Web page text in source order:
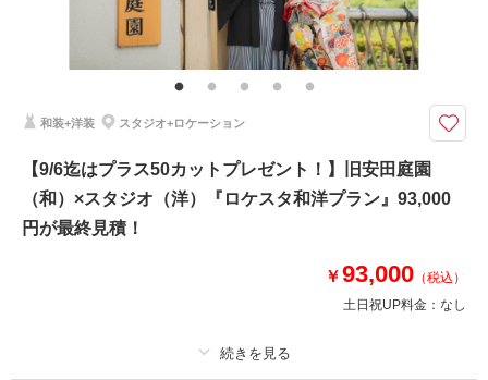
ドレスは銀座店・阿佐ヶ谷店よりお選びいただいております。
新婦様ヘアメイク・髪飾り・インナー類完備！
移動費や使用料も当方で負担◎！
①旧安田庭園 和装
③東京駅ナイト 洋装
≪衣装≫
新郎様：和装１着＆洋装１着
和装+洋装 スタジオ+ロケーション
【9/6迄はプラス50カットプレゼント！】旧安田庭園
（和）×スタジオ（洋）『ロケスタ和洋プラン』93,000
円が最終見積！
￥93,000 （税込）
土日祝UP料金： なし